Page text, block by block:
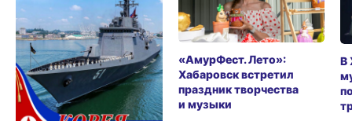
«АмурФест. Лето»:
Хабаровск встретил
праздник творчества
и музыки
В